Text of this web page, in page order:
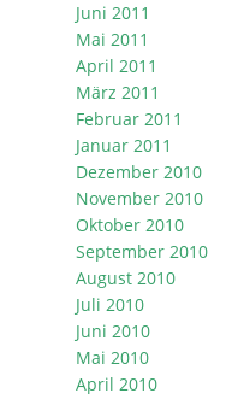
Juni 2011
Mai 2011
April 2011
März 2011
Februar 2011
Januar 2011
Dezember 2010
November 2010
Oktober 2010
September 2010
August 2010
Juli 2010
Juni 2010
Mai 2010
April 2010